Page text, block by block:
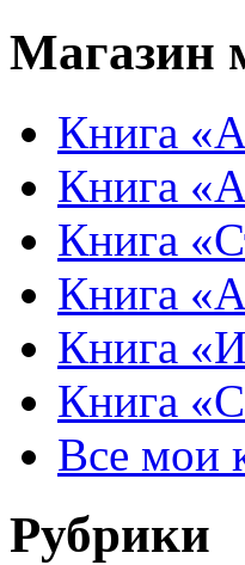
Магазин
Книга
Книга
Книга
Книга
Книга
Книга
Все мои
Рубрики